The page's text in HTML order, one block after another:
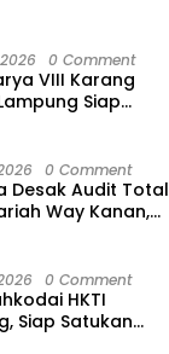
0 Comment
VIII Karang
Siap
0 Comment
Desak Audit Total
Way Kanan,
0 Comment
HKTI
Siap Satukan